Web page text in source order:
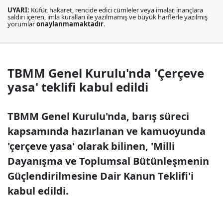
UYARI: Küfür, hakaret, rencide edici cümleler veya imalar, inançlara
saldırı içeren, imla kuralları ile yazılmamış ve büyük harflerle yazılmış
yorumlaronaylanmamaktadır.
TBMM Genel Kurulu'nda 'Çerçeve
yasa' teklifi kabul edildi
TBMM Genel Kurulu'nda, barış süreci
kapsamında hazırlanan ve kamuoyunda
'çerçeve yasa' olarak bilinen, 'Milli
Dayanışma ve Toplumsal Bütünleşmenin
Güçlendirilmesine Dair Kanun Teklifi'i
kabul edildi.